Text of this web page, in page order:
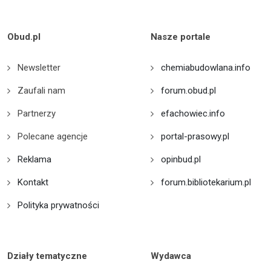
Obud.pl
Newsletter
Zaufali nam
Partnerzy
Polecane agencje
Reklama
Kontakt
Polityka prywatności
Nasze portale
chemiabudowlana.info
forum.obud.pl
efachowiec.info
portal-prasowy.pl
opinbud.pl
forum.bibliotekarium.pl
Działy tematyczne Wydawca